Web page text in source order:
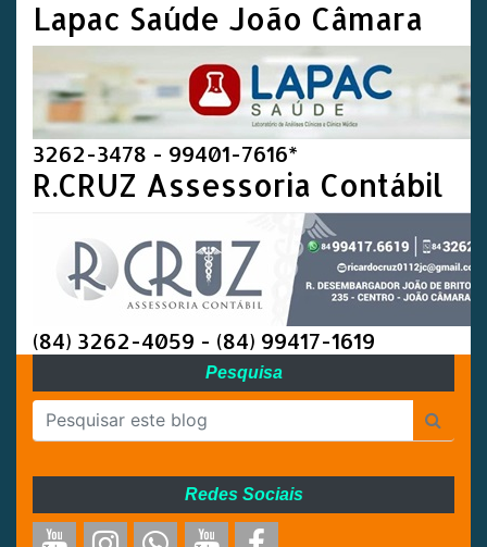
Lapac Saúde João Câmara
3262-3478 - 99401-7616*
R.CRUZ Assessoria Contábil
(84) 3262-4059 - (84) 99417-1619
Pesquisa
Redes Sociais